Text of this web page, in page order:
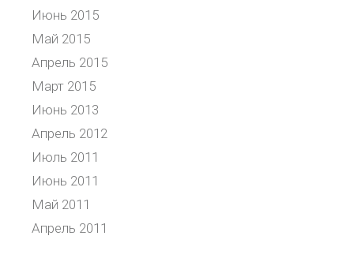
Июнь 2015
Май 2015
Апрель 2015
Март 2015
Июнь 2013
Апрель 2012
Июль 2011
Июнь 2011
Май 2011
Апрель 2011